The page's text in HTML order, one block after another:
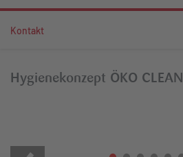
Kontakt
Hygienekonzept ÖKO CLEAN